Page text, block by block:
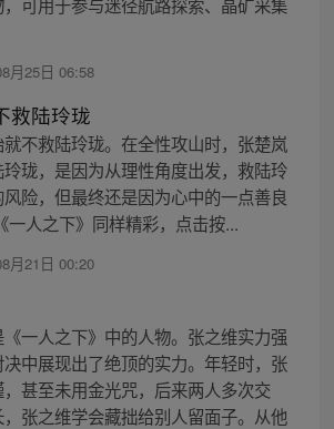
月25日 06:58
救陆玲珑
不救陆玲珑。在全性攻山时，张楚岚
珑，是因为从理性角度出发，救陆玲
险，但最终还是因为心中的一点善良
一人之下》同样精彩，点击按...
月21日 00:20
一人之下》中的人物。张之维实力强
中展现出了绝顶的实力。年轻时，张
甚至未用金光咒，后来两人多次交
张之维学会藏拙给别人留面子。从他